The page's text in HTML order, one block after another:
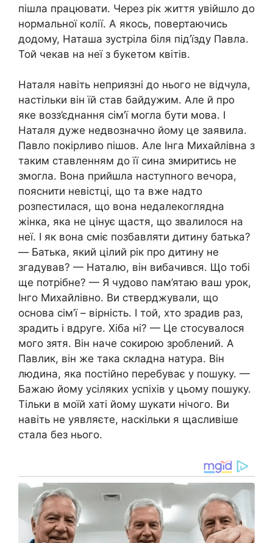
пішла працювати. Через рік життя увійшло до
нормальної колії. А якось, повертаючись
додому, Наташа зустріла біля під’їзду Павла.
Той чекав на неї з букетом квітів.
Наталя навіть неприязні до нього не відчула,
настільки він їй став байдужим. Але й про
яке возз’єднання сім’ї могла бути мова. І
Наталя дуже недвозначно йому це заявила.
Павло покірливо пішов. Але Інга Михайлівна з
таким ставленням до її сина змиритись не
змогла. Вона прийшла наступного вечора,
пояснити невістці, що та вже надто
розпестилася, що вона недалекоглядна
жінка, яка не цінує щастя, що звалилося на
неї. І як вона сміє позбавляти дитину батька?
— Батька, який цілий рік про дитину не
згадував? — Наталю, він вибачився. Що тобі
ще потрібне? — Я чудово пам’ятаю ваш урок,
Інго Михайлівно. Ви стверджували, що
основа сім’ї – вірність. І той, хто зрадив раз,
зрадить і вдруге. Хіба ні? — Це стосувалося
мого зятя. Він наче сокирою зроблений. А
Павлик, він же така складна натура. Він
людина, яка постійно перебуває у пошуку. —
Бажаю йому усіляких успіхів у цьому пошуку.
Тільки в моїй хаті йому шукати нічого. Ви
навіть не уявляєте, наскільки я щасливіше
стала без нього.